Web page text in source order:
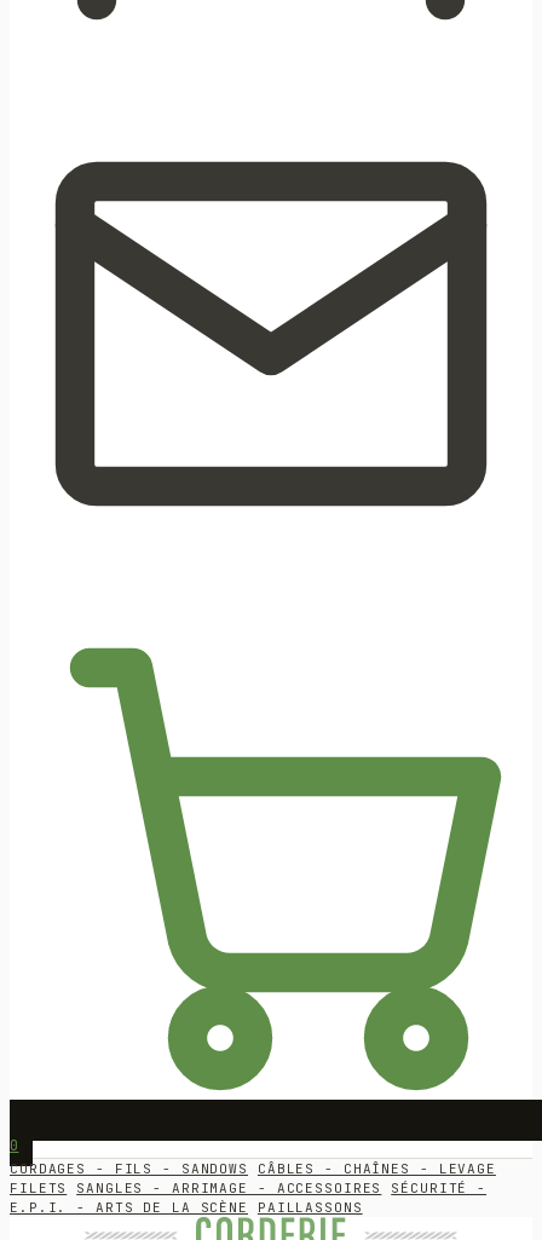
0
CORDAGES - FILS - SANDOWS
CÂBLES - CHAÎNES - LEVAGE
FILETS
SANGLES - ARRIMAGE - ACCESSOIRES
SÉCURITÉ -
E.P.I. - ARTS DE LA SCÈNE
PAILLASSONS